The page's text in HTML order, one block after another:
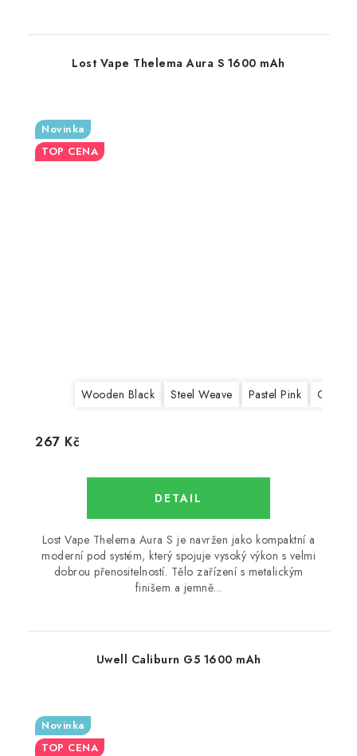
Lost Vape Thelema Aura S 1600 mAh
Novinka
TOP CENA
Wooden Black Steel Weave Pastel Pink Ocean
267 Kč
Lost Vape Thelema Aura S je navržen jako kompaktní a
moderní pod systém, který spojuje vysoký výkon s velmi
dobrou přenositelností. Tělo zařízení s metalickým
finišem a jemně...
Uwell Caliburn G5 1600 mAh
Novinka
TOP CENA